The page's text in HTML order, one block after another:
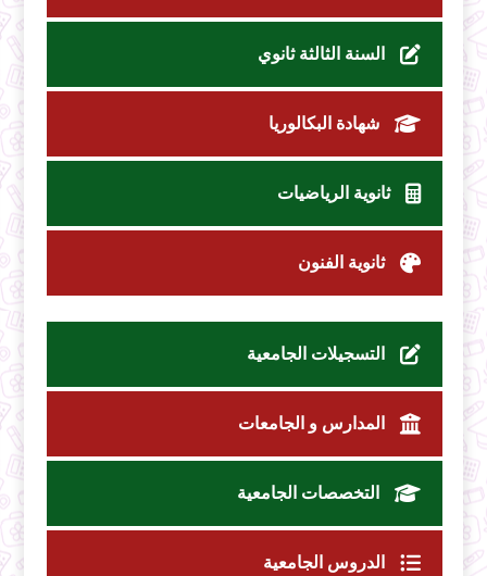
السنة الثالثة ثانوي
شهادة البكالوريا
ثانوية الرياضيات
ثانوية الفنون
التسجيلات الجامعية
المدارس و الجامعات
التخصصات الجامعية
الدروس الجامعية